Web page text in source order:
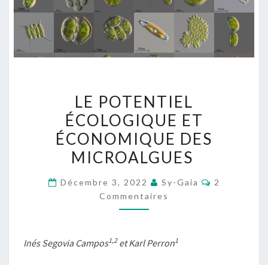
POTENTIEL
ÉCOLOGIQUE
ET
ÉCONOMIQUE
MICROALGUES
LE POTENTIEL
ÉCOLOGIQUE ET
ÉCONOMIQUE DES
MICROALGUES
Décembre 3, 2022 Sy-Gaia
2
Commentaires
Inés Segovia Campos1,2et Karl Perron 1